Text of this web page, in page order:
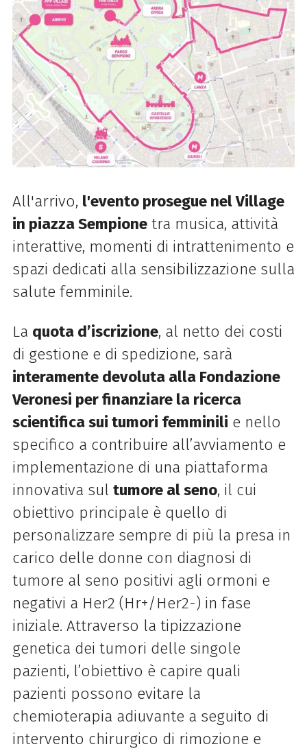
All'arrivo, l'evento prosegue nel Village
in piazza Sempionetra musica, attività
interattive, momenti di intrattenimento e
spazi dedicati alla sensibilizzazione sulla
salute femminile.
La quota d’iscrizione, al netto dei costi
di gestione e di spedizione, sarà
interamente devoluta alla Fondazione
Veronesi per finanziare la ricerca
scientifica sui tumori femminili e nello
specifico a contribuire all’avviamento e
implementazione di una piattaforma
innovativa sul tumore al seno, il cui
obiettivo principale è quello di
personalizzare sempre di più la presa in
carico delle donne con diagnosi di
tumore al seno positivi agli ormoni e
negativi a Her2 (Hr+/Her2-) in fase
iniziale. Attraverso la tipizzazione
genetica dei tumori delle singole
pazienti, l’obiettivo è capire quali
pazienti possono evitare la
chemioterapia adiuvante a seguito di
intervento chirurgico di rimozione e